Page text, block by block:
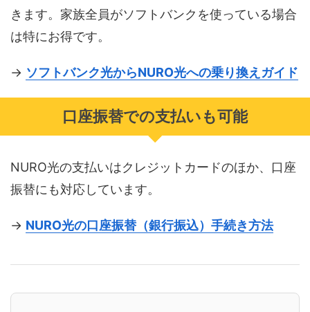
きます。家族全員がソフトバンクを使っている場合
は特にお得です。
→ ソフトバンク光からNURO光への乗り換えガイド
口座振替での支払いも可能
NURO光の支払いはクレジットカードのほか、口座
振替にも対応しています。
→ NURO光の口座振替（銀行振込）手続き方法